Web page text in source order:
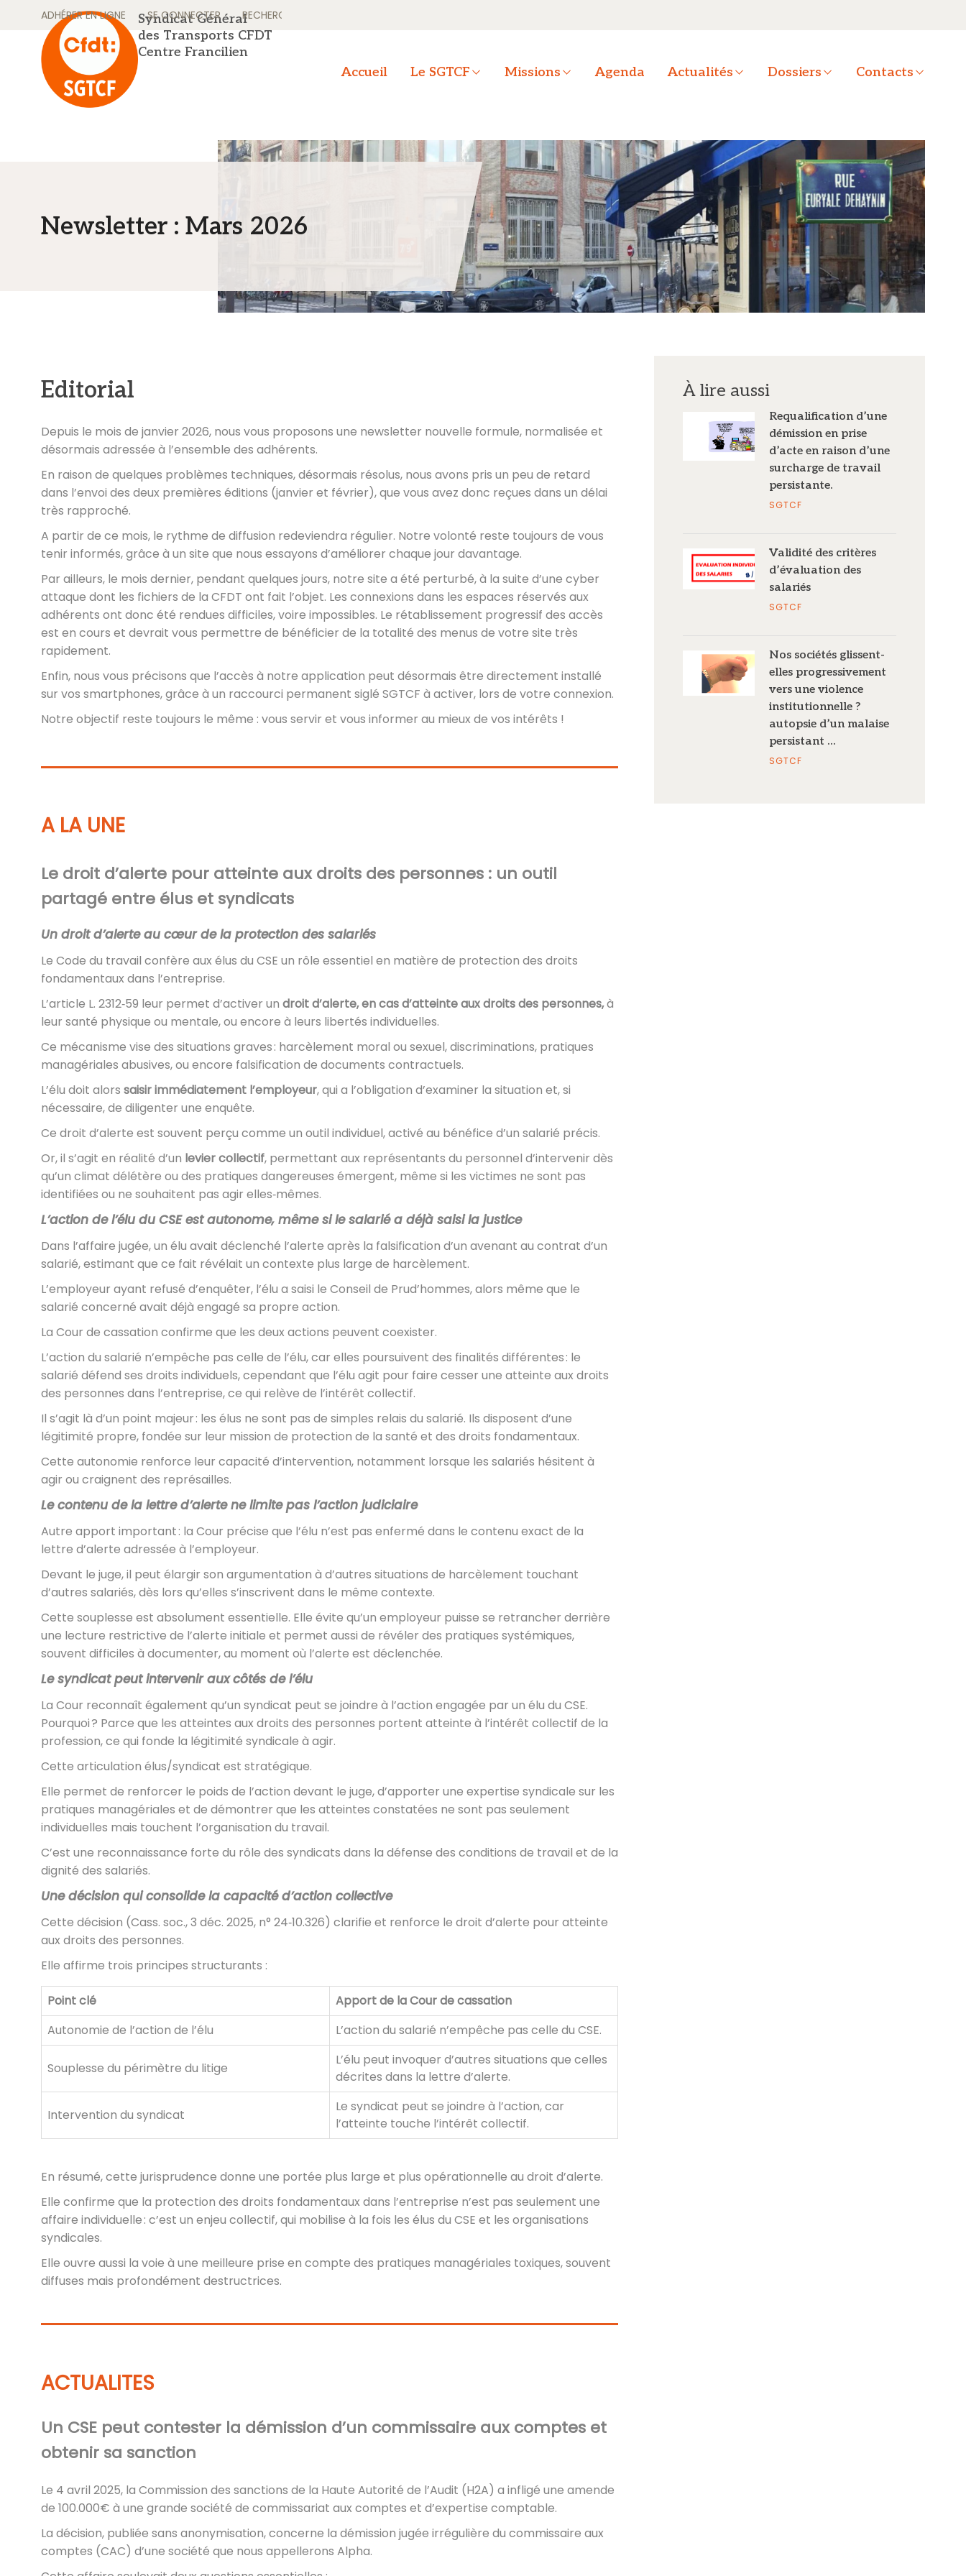
content
ADHÉRER EN LIGNE SE CONNECTER RECHERCHER
Syndicat Général
des Transports CFDT
Centre Francilien
Accueil
Le SGTCF Missions Agenda Actualités Dossiers Contacts
Newsletter : Mars 2026
Editorial
Depuis le mois de janvier 2026, nous vous proposons une newsletter nouvelle formule, normalisée et
désormais adressée à l’ensemble des adhérents.
En raison de quelques problèmes techniques, désormais résolus, nous avons pris un peu de retard
dans l’envoi des deux premières éditions (janvier et février), que vous avez donc reçues dans un délai
très rapproché.
A partir de ce mois, le rythme de diffusion redeviendra régulier. Notre volonté reste toujours de vous
tenir informés, grâce à un site que nous essayons d’améliorer chaque jour davantage.
Par ailleurs, le mois dernier, pendant quelques jours, notre site a été perturbé, à la suite d’une cyber
attaque dont les fichiers de la CFDT ont fait l’objet. Les connexions dans les espaces réservés aux
adhérents ont donc été rendues difficiles, voire impossibles. Le rétablissement progressif des accès
est en cours et devrait vous permettre de bénéficier de la totalité des menus de votre site très
rapidement.
Enfin, nous vous précisons que l’accès à notre application peut désormais être directement installé
sur vos smartphones, grâce à un raccourci permanent siglé SGTCF à activer, lors de votre connexion.
Notre objectif reste toujours le même : vous servir et vous informer au mieux de vos intérêts !
A LA UNE
Le droit d’alerte pour atteinte aux droits des personnes : un outil
partagé entre élus et syndicats
Un droit d’alerte au cœur de la protection des salariés
Le Code du travail confère aux élus du CSE un rôle essentiel en matière de protection des droits
fondamentaux dans l’entreprise.
L’article L. 2312‑59 leur permet d’activer un droit d’alerte, en cas d’atteinte aux droits des personnes,à
leur santé physique ou mentale, ou encore à leurs libertés individuelles.
Ce mécanisme vise des situations graves : harcèlement moral ou sexuel, discriminations, pratiques
managériales abusives, ou encore falsification de documents contractuels.
L’élu doit alors saisir immédiatement l’employeur, qui a l’obligation d’examiner la situation et, si
nécessaire, de diligenter une enquête.
Ce droit d’alerte est souvent perçu comme un outil individuel, activé au bénéfice d’un salarié précis.
Or, il s’agit en réalité d’un levier collectif, permettant aux représentants du personnel d’intervenir dès
qu’un climat délétère ou des pratiques dangereuses émergent, même si les victimes ne sont pas
identifiées ou ne souhaitent pas agir elles‑mêmes.
L’action de l’élu du CSE est autonome, même si le salarié a déjà saisi la justice
Dans l’affaire jugée, un élu avait déclenché l’alerte après la falsification d’un avenant au contrat d’un
salarié, estimant que ce fait révélait un contexte plus large de harcèlement.
L’employeur ayant refusé d’enquêter, l’élu a saisi le Conseil de Prud’hommes, alors même que le
salarié concerné avait déjà engagé sa propre action.
La Cour de cassation confirme que les deux actions peuvent coexister.
L’action du salarié n’empêche pas celle de l’élu, car elles poursuivent des finalités différentes : le
salarié défend ses droits individuels, cependant que l’élu agit pour faire cesser une atteinte aux droits
des personnes dans l’entreprise, ce qui relève de l’intérêt collectif.
Il s’agit là d’un point majeur : les élus ne sont pas de simples relais du salarié. Ils disposent d’une
légitimité propre, fondée sur leur mission de protection de la santé et des droits fondamentaux.
Cette autonomie renforce leur capacité d’intervention, notamment lorsque les salariés hésitent à
agir ou craignent des représailles.
Le contenu de la lettre d’alerte ne limite pas l’action judiciaire
Autre apport important : la Cour précise que l’élu n’est pas enfermé dans le contenu exact de la
lettre d’alerte adressée à l’employeur.
Devant le juge, il peut élargir son argumentation à d’autres situations de harcèlement touchant
d’autres salariés, dès lors qu’elles s’inscrivent dans le même contexte.
Cette souplesse est absolument essentielle. Elle évite qu’un employeur puisse se retrancher derrière
une lecture restrictive de l’alerte initiale et permet aussi de révéler des pratiques systémiques,
souvent difficiles à documenter, au moment où l’alerte est déclenchée.
Le syndicat peut intervenir aux côtés de l’élu
La Cour reconnaît également qu’un syndicat peut se joindre à l’action engagée par un élu du CSE.
Pourquoi ? Parce que les atteintes aux droits des personnes portent atteinte à l’intérêt collectif de la
profession, ce qui fonde la légitimité syndicale à agir.
Cette articulation élus/syndicat est stratégique.
Elle permet de renforcer le poids de l’action devant le juge, d’apporter une expertise syndicale sur les
pratiques managériales et de démontrer que les atteintes constatées ne sont pas seulement
individuelles mais touchent l’organisation du travail.
C’est une reconnaissance forte du rôle des syndicats dans la défense des conditions de travail et de la
dignité des salariés.
Une décision qui consolide la capacité d’action collective
Cette décision (Cass. soc., 3 déc. 2025, n° 24‑10.326) clarifie et renforce le droit d’alerte pour atteinte
aux droits des personnes.
Elle affirme trois principes structurants :
Point clé
Apport de la Cour de cassation
Autonomie de l’action de l’élu
L’action du salarié n’empêche pas celle du CSE.
Souplesse du périmètre du litige
L’élu peut invoquer d’autres situations que celles
décrites dans la lettre d’alerte.
Intervention du syndicat
Le syndicat peut se joindre à l’action, car
l’atteinte touche l’intérêt collectif.
En résumé, cette jurisprudence donne une portée plus large et plus opérationnelle au droit d’alerte.
Elle confirme que la protection des droits fondamentaux dans l’entreprise n’est pas seulement une
affaire individuelle : c’est un enjeu collectif, qui mobilise à la fois les élus du CSE et les organisations
syndicales.
Elle ouvre aussi la voie à une meilleure prise en compte des pratiques managériales toxiques, souvent
diffuses mais profondément destructrices.
ACTUALITES
Un CSE peut contester la démission d’un commissaire aux comptes et
obtenir sa sanction
Le 4 avril 2025, la Commission des sanctions de la Haute Autorité de l’Audit (H2A) a infligé une amende
de 100.000€ à une grande société de commissariat aux comptes et d’expertise comptable.
La décision, publiée sans anonymisation, concerne la démission jugée irrégulière du commissaire aux
comptes (CAC) d’une société que nous appellerons Alpha.
À lire aussi
Requalification d’une
démission en prise
d’acte en raison d’une
surcharge de travail
persistante.
SGTCF
Validité des critères
d’évaluation des
salariés
SGTCF
Nos sociétés glissent-
elles progressivement
vers une violence
institutionnelle ?
autopsie d’un malaise
persistant …
SGTCF